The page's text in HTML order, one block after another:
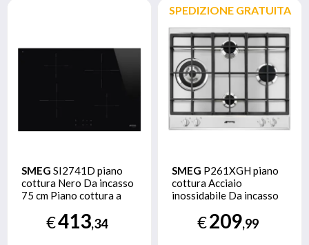
SMEG SI2741D piano
cottura Nero Da incasso
75 cm Piano cottura a
€413,34
SPEDIZIONE GRATUITA
SMEG P261XGH piano
cottura Acciaio
inossidabile Da incasso
€209,99